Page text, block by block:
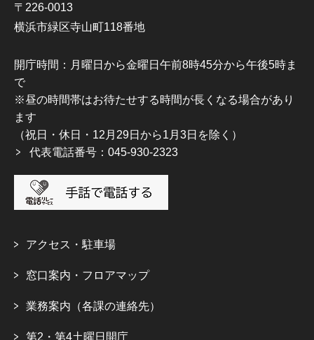
〒226-0013
横浜市緑区寺山町118番地
開庁時間：月曜日から金曜日午前8時45分から午後5時ま
で
※昼の時間帯はお待たせする時間が長くなる場合があり
ます
（祝日・休日・12月29日から1月3日を除く）
代表電話番号：045-930-2323
アクセス・駐車場
窓口案内・フロアマップ
業務案内（各課の連絡先）
第2・第4土曜日開庁